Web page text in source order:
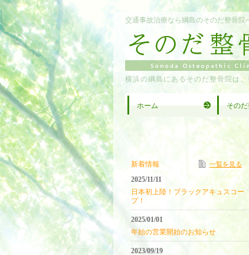
交通事故治療なら綱島のそのだ整骨院
横浜の綱島にあるそのだ整骨院は
ホーム その
新着情報 一覧を見る
2025/11/11
日本初上陸！ブラックアキュスコー
プ！
2025/01/01
年始の営業開始のお知らせ
2023/09/19